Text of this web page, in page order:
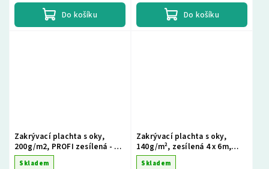
Do košíku Do košíku
Zakrývací plachta s oky,
200g/m2, PROFI zesílená - 4 x
5m, zelená
Skladem
Zakrývací plachta s oky,
140g/m², zesílená 4 x 6m,
modro - stříbrná
Skladem